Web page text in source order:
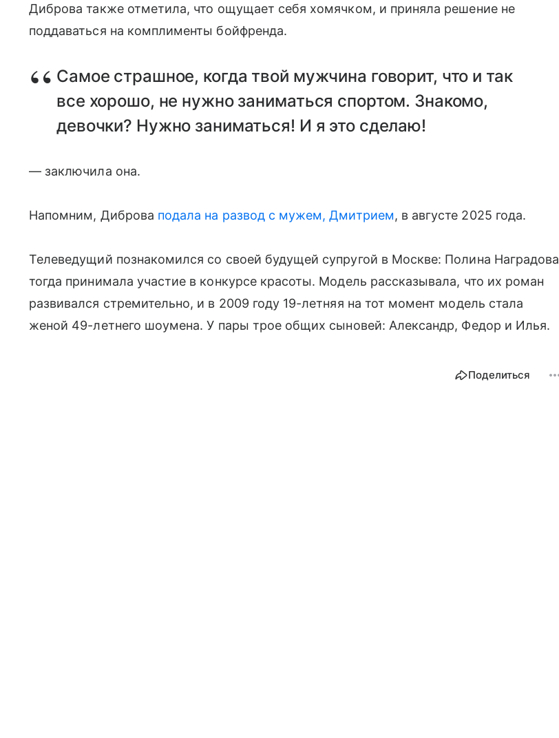
Диброва также отметила, что ощущает себя хомячком, и приняла решение не
поддаваться на комплименты бойфренда.
Самое страшное, когда твой мужчина говорит, что и так
все хорошо, не нужно заниматься спортом. Знакомо,
девочки? Нужно заниматься! И я это сделаю!
— заключила она.
Напомним, Диброва подала на развод с мужем, Дмитрием, в августе 2025 года.
Телеведущий познакомился со своей будущей супругой в Москве: Полина Наградова
тогда принимала участие в конкурсе красоты. Модель рассказывала, что их роман
развивался стремительно, и в 2009 году 19-летняя на тот момент модель стала
женой 49-летнего шоумена. У пары трое общих сыновей: Александр, Федор и Илья.
Поделиться